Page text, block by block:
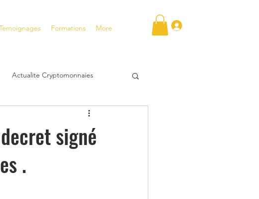
Formations More
Actualite Cryptomonnaies
a fort potentiel
signé
.